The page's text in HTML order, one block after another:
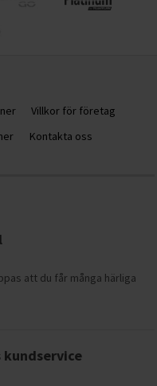
Villkor för företag
Kontakta oss
att du får många härliga